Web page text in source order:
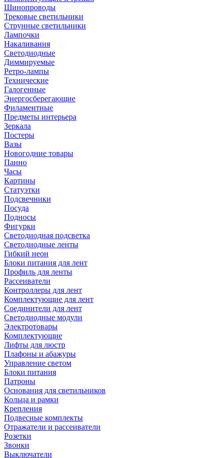
Шинопроводы
Трековые светильники
Струнные светильники
Лампочки
Накаливания
Светодиодные
Диммируемые
Ретро-лампы
Технические
Галогенные
Энергосберегающие
Филаментные
Предметы интерьера
Зеркала
Постеры
Вазы
Новогодние товары
Панно
Часы
Картины
Статуэтки
Подсвечники
Посуда
Подносы
Фигурки
Светодиодная подсветка
Светодиодные ленты
Гибкий неон
Блоки питания для лент
Профиль для ленты
Рассеиватели
Контроллеры для лент
Комплектующие для лент
Соединители для лент
Светодиодные модули
Электротовары
Комплектующие
Лифты для люстр
Плафоны и абажуры
Управление светом
Блоки питания
Патроны
Основания для светильников
Кольца и рамки
Крепления
Подвесные комплекты
Отражатели и рассеиватели
Розетки
Звонки
Выключатели